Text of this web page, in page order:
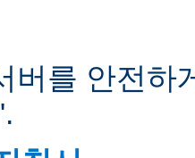
버를 안전하